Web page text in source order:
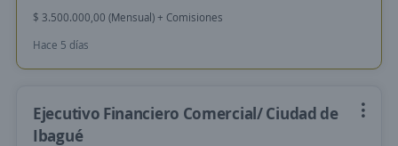
$ 3.500.000,00 (Mensual) + Comisiones
Hace 5 días
Ejecutivo Financiero Comercial/ Ciudad de
Ibagué